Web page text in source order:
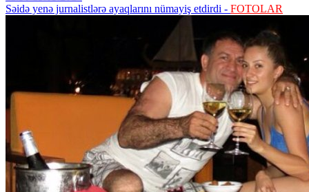
Səidə yenə jurnalistlərə ayaqlarını nümayiş etdirdi - FOTOLAR